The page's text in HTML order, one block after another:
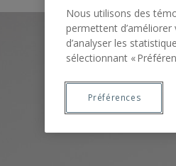
Nous utilisons des
permettent
d’analyser les
sélectionnant «
Préférences